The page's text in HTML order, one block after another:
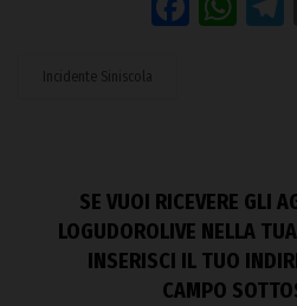
Incidente Siniscola
SE VUOI RICEVERE GLI
LOGUDOROLIVE NELLA
INSERISCI IL TUO
CAMPO